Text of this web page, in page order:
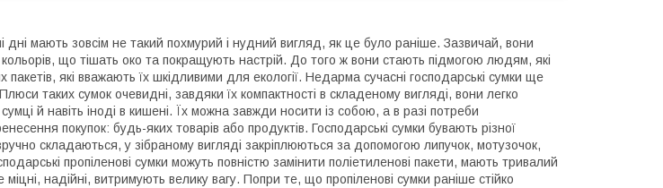
дні мають зовсім не такий похмурий і нудний вигляд, як це було раніше. Зазвичай, вони
що тішать око та покращують настрій. До того ж вони стають підмогою людям, які
які вважають їх шкідливими для екології. Недарма сучасні господарські сумки ще
таких сумок очевидні, завдяки їх компактності в складеному вигляді, вони легко
й навіть іноді в кишені. Їх можна завжди носити із собою, а в разі потреби
покупок: будь-яких товарів або продуктів. Господарські сумки бувають різної
складаються, у зібраному вигляді закріплюються за допомогою липучок, мотузочок,
пропіленові сумки можуть повністю замінити поліетиленові пакети, мають тривалий
міцні, надійні, витримують велику вагу. Попри те, що пропіленові сумки раніше стійко